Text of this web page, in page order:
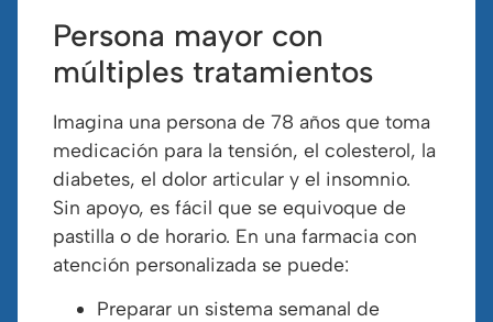
Persona mayor con
múltiples tratamientos
Imagina una persona de 78 años que toma
medicación para la tensión, el colesterol, la
diabetes, el dolor articular y el insomnio.
Sin apoyo, es fácil que se equivoque de
pastilla o de horario. En una farmacia con
atención personalizada se puede:
Preparar un sistema semanal de